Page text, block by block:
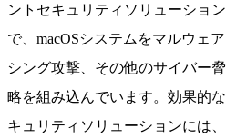
ントセキュリティソリューショ
で、macOSシステムをマルウェ
シング攻撃、その他のサイバー
略を組み込んでいます。効果的
キュリティソリューションには